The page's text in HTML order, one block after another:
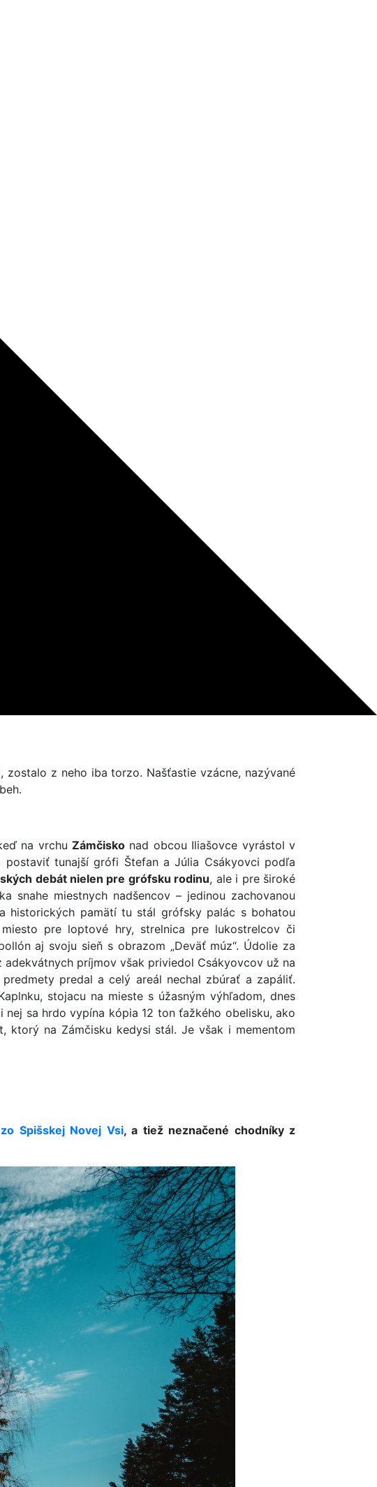
z neho iba torzo. Našťastie vzácne, nazývané
na vrchu Zámčiskonad obcou Iliašovce vyrástol v
postaviť tunajší grófi Štefan a Júlia Csákyovci podľa
debát nielen pre grófsku rodinu, ale i pre široké
snahe miestnych nadšencov – jedinou zachovanou
historických pamätí tu stál grófsky palác s bohatou
pre loptové hry, strelnica pre lukostrelcov či
aj svoju sieň s obrazom „Deväť múz“. Údolie za
príjmov však priviedol Csákyovcov už na
predal a celý areál nechal zbúrať a zapáliť.
stojacu na mieste s úžasným výhľadom, dnes
sa hrdo vypína kópia 12 ton ťažkého obelisku, ako
ktorý na Zámčisku kedysi stál. Je však i mementom
Spišskej Novej Vsi, a tiež neznačené chodníky z